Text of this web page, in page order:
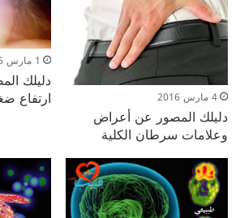
4 مارس 2016
دليلك المصور عن أعراض
وعلامات سرطان الكلية
1 مارس 2016
دليلك
ارتفاع